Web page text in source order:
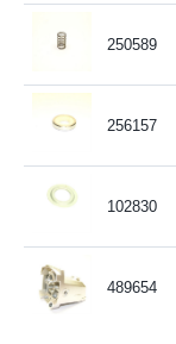
250589
256157
102830
489654